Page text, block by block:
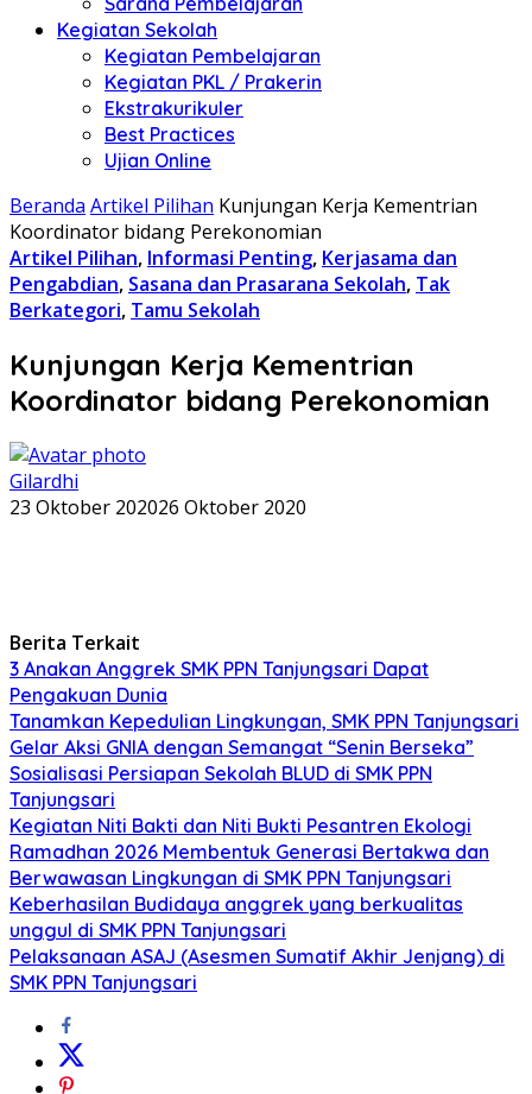
Kegiatan Sekolah
Kegiatan Pembelajaran
Kegiatan PKL / Prakerin
Ekstrakurikuler
Best Practices
Ujian Online
Beranda Artikel Pilihan Kunjungan Kerja Kementrian
Koordinator bidang Perekonomian
Artikel Pilihan, Informasi Penting, Kerjasama dan
Pengabdian, Sasana dan Prasarana Sekolah, Tak
Berkategori, Tamu Sekolah
Kunjungan Kerja Kementrian
Koordinator bidang Perekonomian
Gilardhi
23 Oktober 202026 Oktober 2020
Berita Terkait
3 Anakan Anggrek SMK PPN Tanjungsari Dapat
Pengakuan Dunia
Tanamkan Kepedulian Lingkungan, SMK PPN Tanjungsari
Gelar Aksi GNIA dengan Semangat “Senin Berseka”
Sosialisasi Persiapan Sekolah BLUD di SMK PPN
Tanjungsari
Kegiatan Niti Bakti dan Niti Bukti Pesantren Ekologi
Ramadhan 2026 Membentuk Generasi Bertakwa dan
Berwawasan Lingkungan di SMK PPN Tanjungsari
Keberhasilan Budidaya anggrek yang berkualitas
unggul di SMK PPN Tanjungsari
Pelaksanaan ASAJ (Asesmen Sumatif Akhir Jenjang) di
SMK PPN Tanjungsari